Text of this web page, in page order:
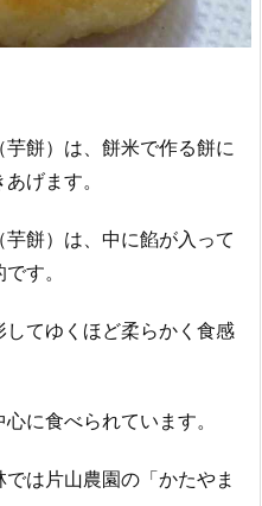
餅）は、餅米で作る餅に
げます。
餅）は、中に餡が入って
す。
てゆくほど柔らかく食感
に食べられています。
は片山農園の「かたやま